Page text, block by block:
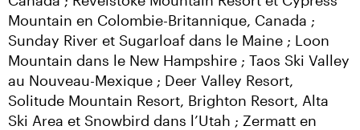
Mountain en Colombie-Britannique, Canada ;
Sunday River et Sugarloaf dans le Maine ; Loon
Mountain dans le New Hampshire ; Taos Ski Valley
au Nouveau-Mexique ; Deer Valley Resort,
Solitude Mountain Resort, Brighton Resort, Alta
Ski Area et Snowbird dans l’Utah ; Zermatt en